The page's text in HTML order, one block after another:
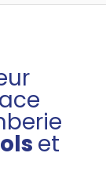
et